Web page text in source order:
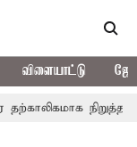
விளையாட்டு
நிறுத்தம்